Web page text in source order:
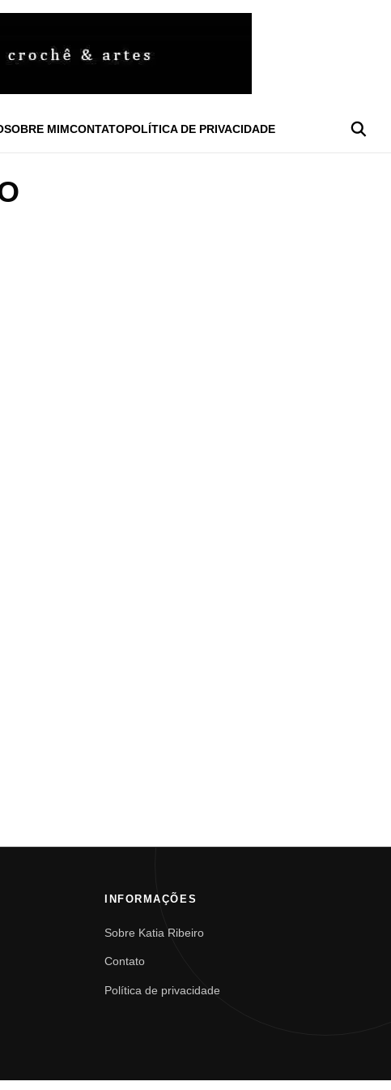
SOBRE MIMCONTATOPOLÍTICA DE PRIVACIDADE
INFORMAÇÕES
Sobre Katia Ribeiro
Contato
Política de privacidade